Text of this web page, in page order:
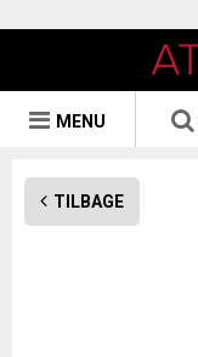
MENU
TILBAGE